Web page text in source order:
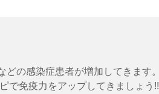
の感染症患者が増加してきます。
で免疫力をアップしてきましょう!!